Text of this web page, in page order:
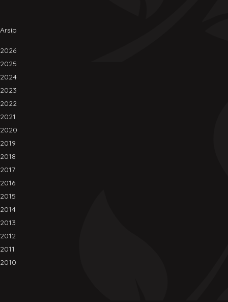
Arsip
2026
2025
2024
2023
2022
2021
2020
2019
2018
2017
2016
2015
2014
2013
2012
2011
2010